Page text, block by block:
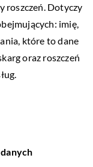
roszczeń. Dotyczy
imię,
które to dane
oraz roszczeń